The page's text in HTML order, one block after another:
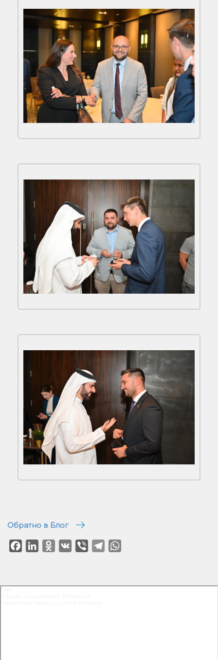
Обратно в Блог
FacebookLinkedInOdnoklassniki
VK Viber Telegram